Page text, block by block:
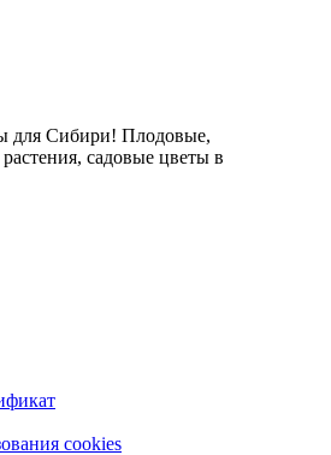
для Сибири! Плодовые,
садовые цветы в
cookies